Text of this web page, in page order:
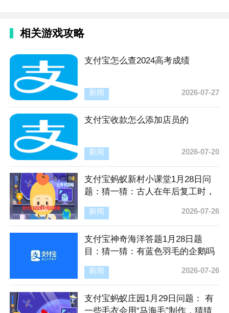
相关游戏攻略
支付宝怎么查2024高考成绩
新闻 2026-07-27
支付宝收款怎么添加店员的
新闻 2026-07-20
支付宝蚂蚁新村小课堂1月28日问
题：猜一猜：古人在年后复工时，
新闻 2026-07-26
支付宝神奇海洋答题1月28日题
目：猜一猜：有蓝色羽毛的企鹅吗
新闻 2026-07-26
支付宝蚂蚁庄园1月29日问题： 有
一些毛衣会用“马海毛”制作，猜猜